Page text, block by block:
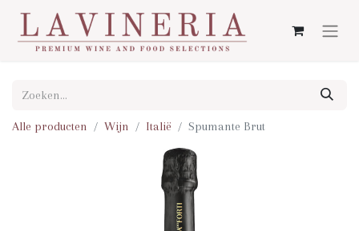
Alle producten Wijn Italië Spumante Brut